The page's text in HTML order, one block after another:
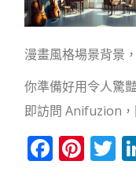
漫畫風格場景背景
你準備好用令人驚
即訪問 Anifuzion，